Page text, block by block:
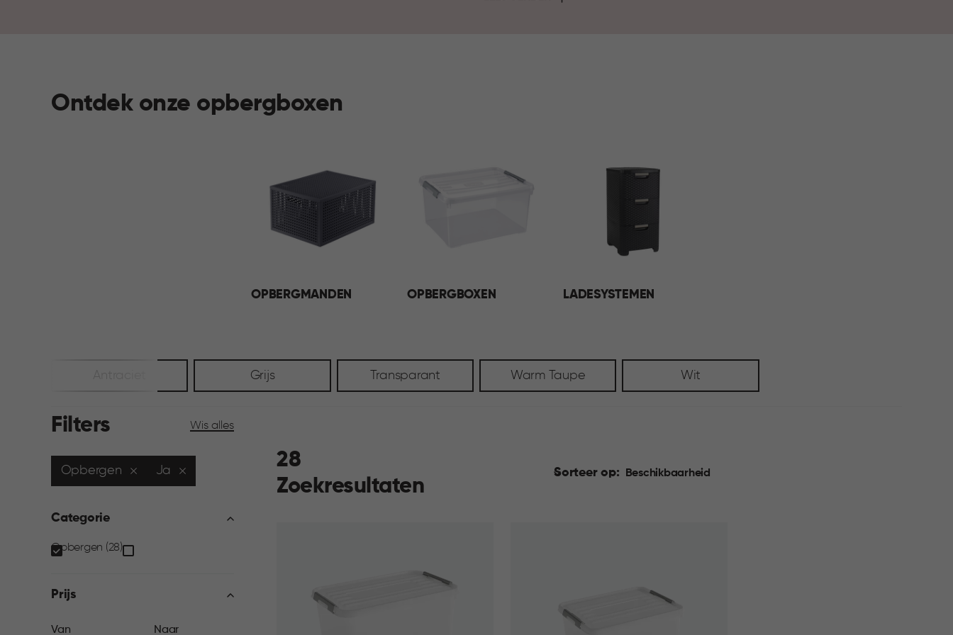
Ontdek onze opbergboxen
OPBERGMANDEN OPBERGBOXEN LADESYSTEMEN
Grijs Transparant Warm Taupe Wit
Filters Wis alles
Opbergen Ja
Categorie
Categorie
filter
Opbergen (28)
Prijs
Van
Naar
Sorteer op: Beschikbaarheid
28
Zoekresultaten